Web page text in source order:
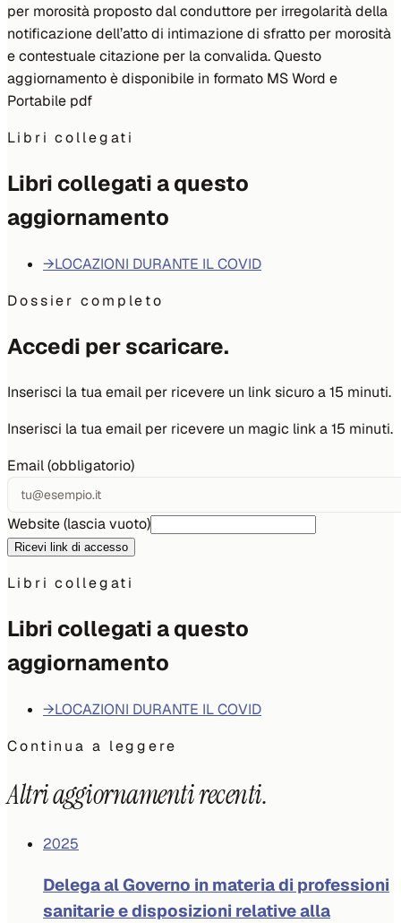
per morosità proposto dal conduttore per irregolarità della
notificazione dell’atto di intimazione di sfratto per morosità
e contestuale citazione per la convalida. Questo
aggiornamento è disponibile in formato MS Word e
Portabile pdf
Libri collegati
Libri collegati a questo
aggiornamento
→LOCAZIONI DURANTE IL COVID
Dossier completo
Accedi per scaricare.
Inserisci la tua email per ricevere un link sicuro a 15 minuti.
Inserisci la tua email per ricevere un magic link a 15 minuti.
Email (obbligatorio)
Website (lascia vuoto)
Ricevi link di accesso
Libri collegati
Libri collegati a questo
aggiornamento
→LOCAZIONI DURANTE IL COVID
Continua a leggere
Altri aggiornamenti recenti.
2025
Delega al Governo in materia di professioni
sanitarie e disposizioni relative alla